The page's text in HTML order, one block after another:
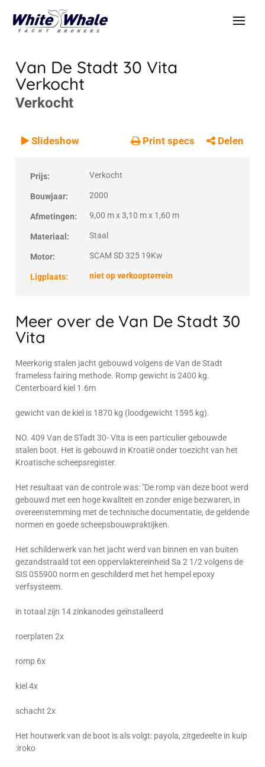
Van De Stadt 30 Vita
Verkocht
Verkocht
VERKOCHT
Verkocht
Slideshow Print specs Delen
Prijs: Verkocht
Bouwjaar: 2000
Afmetingen: 9,00 m x 3,10 m x 1,60 m
Materiaal: Staal
Motor: SCAM SD 325 19Kw
Ligplaats: niet op verkoopterrein
Meer over de Van De Stadt 30
Vita
Meerkorig stalen jacht gebouwd volgens de Van de Stadt
frameless fairing methode. Romp gewicht is 2400 kg.
Centerboard kiel 1.6m
gewicht van de kiel is 1870 kg (loodgewicht 1595 kg).
NO. 409 Van de STadt 30- Vita is een particulier gebouwde
stalen boot. Het is gebouwd in Kroatië onder toezicht van het
Kroatische scheepsregister.
Het resultaat van de controle was: "De romp van deze boot werd
gebouwd met een hoge kwaliteit en zonder enige bezwaren, in
overeenstemming met de technische documentatie, de geldende
normen en goede scheepsbouwpraktijken.
Het schilderwerk van het jacht werd van binnen en van buiten
gezandstraald tot een oppervlaktereinheid Sa 2 1/2 volgens de
SIS 055900 norm en geschilderd met het hempel epoxy
verfsysteem.
in totaal zijn 14 zinkanodes geïnstalleerd
roerplaten 2x
romp 6x
kiel 4x
schacht 2x
Het houtwerk van de boot is als volgt: payola, zitgedeelte in kuip
:iroko